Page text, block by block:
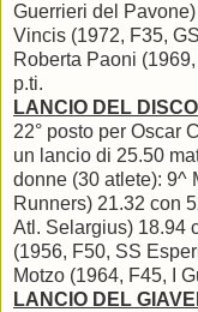
Guerrieri del
Vincis (1972, F35,
Roberta Paoni
p.ti.
LANCIO DEL
22° posto per Oscar
un lancio di 25.50
donne (30 atlete): 9^
Runners) 21.32 con
Atl. Selargius) 18.94
(1956, F50, SS
Motzo (1964, F45, I
LANCIO DEL